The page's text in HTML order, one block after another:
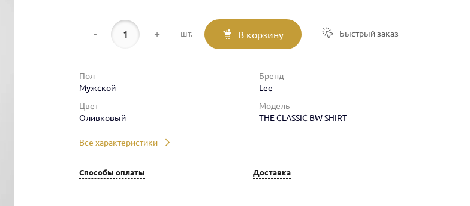
- + шт. В корзину Быстрый заказ
Пол
Мужской
Бренд
Lee
Цвет
Оливковый
Модель
THE CLASSIC BW SHIRT
Все характеристики
Способы оплаты Доставка